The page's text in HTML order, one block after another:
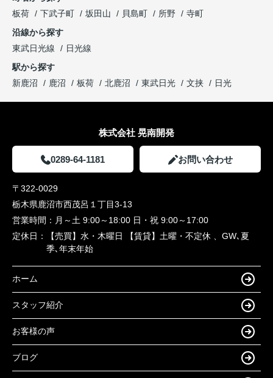
板荷
下武子町 坂田山 貝島町 所野
寺町
沿線から探す
東武日光線
日光線
駅から探す
新鹿沼
鹿沼 板荷 北鹿沼 東武日光 文挟 日光
株式会社 晃南開発
0289-64-1181 お問い合わせ
〒322-0029
栃木県鹿沼市西茂呂１丁目3-13
営業時間： 月～土 9:00～18:00 日・祝 9:00～17:00
定休日：
【売買】水・木曜日 【賃貸】土曜・不定休 、GW､夏
季､年末年始
ホーム
スタッフ紹介
お客様の声
ブログ